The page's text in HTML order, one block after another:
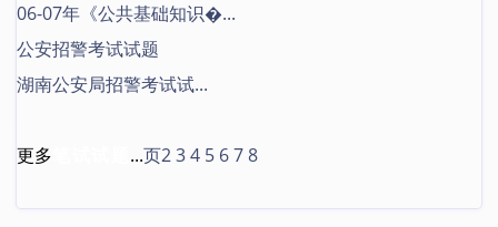
06-07年《公共基础知识�...
公安招警考试试题
湖南公安局招警考试试...
更多 ...页234 5 678